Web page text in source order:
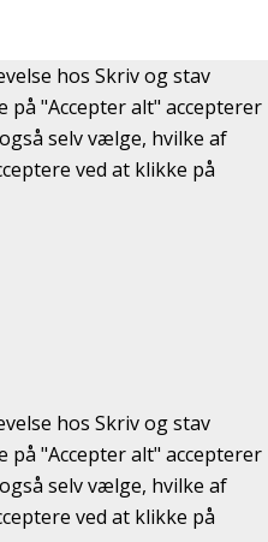
hos Skriv og stav
på "Accepter alt" accepterer
selv vælge, hvilke af
ved at klikke på
hos Skriv og stav
på "Accepter alt" accepterer
selv vælge, hvilke af
ved at klikke på